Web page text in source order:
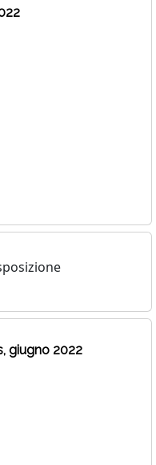
giugno 2022